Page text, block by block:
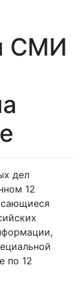
СМИ
дел
12
по 12